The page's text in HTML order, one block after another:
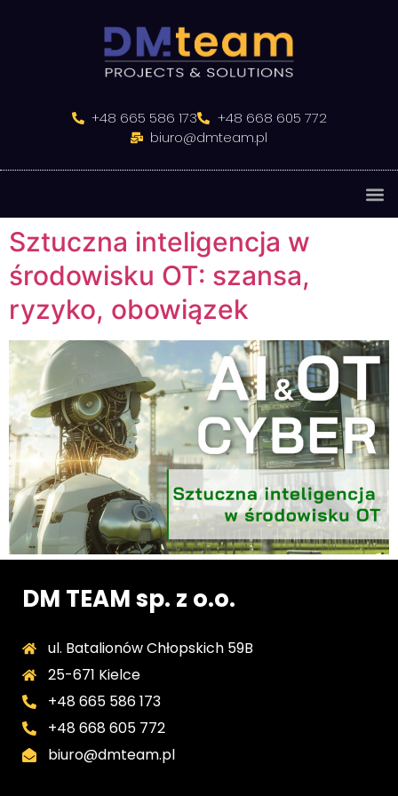
+48 665 586 173
+48 668 605 772
biuro@dmteam.pl
Sztuczna inteligencja w
środowisku OT: szansa,
ryzyko, obowiązek
DM TEAM sp. z o.o.
ul. Batalionów Chłopskich 59B
25-671 Kielce
+48 665 586 173
+48 668 605 772
biuro@dmteam.pl